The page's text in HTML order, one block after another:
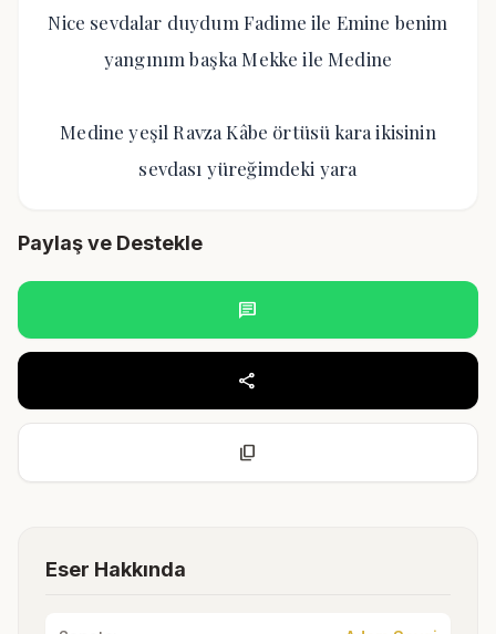
Nice sevdalar duydum Fadime ile Emine benim
yangınım başka Mekke ile Medine
Medine yeşil Ravza Kâbe örtüsü kara ikisinin
sevdası yüreğimdeki yara
Paylaş ve Destekle
chat
share
content_copy
Eser Hakkında